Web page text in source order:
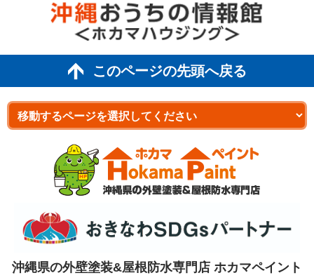
このページの先頭へ戻る
沖縄県の外壁塗装&屋根防水専門店 ホカマペイント